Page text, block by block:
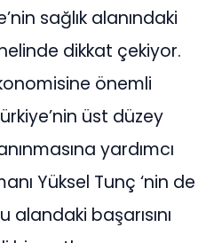
sağlık alanındaki
dikkat çekiyor.
önemli
üst düzey
yardımcı
Yüksel Tunç ‘nin de
başarısını